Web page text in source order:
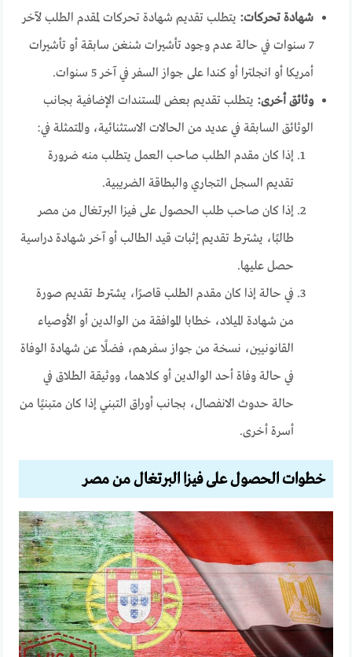
شهادة تحركات: يتطلب تقديم شهادة تحركات لمقدم الطلب لآخر
7 سنوات في حالة عدم وجود تأشيرات شنغن سابقة أو تأشيرات
أمريكا أو انجلترا أو كندا على جواز السفر في آخر 5 سنوات.
وثائق أخرى: يتطلب تقديم بعض المستندات الإضافية بجانب
الوثائق السابقة في عديد من الحالات الاستثنائية، والمتمثلة في:
إذا كان مقدم الطلب صاحب العمل يتطلب منه ضرورة
تقديم السجل التجاري والبطاقة الضريبية.
إذا كان صاحب طلب الحصول على فيزا البرتغال من مصر
طالبًا، يشترط تقديم إثبات قيد الطالب أو آخر شهادة دراسية
حصل عليها.
في حالة إذا كان مقدم الطلب قاصرًا، يشترط تقديم صورة
من شهادة الميلاد، خطابا الموافقة من الوالدين أو الأوصياء
القانونيين، نسخة من جواز سفرهم، فضلًا عن شهادة الوفاة
في حالة وفاة أحد الوالدين أو كلاهما، ووثيقة الطلاق في
حالة حدوث الانفصال، بجانب أوراق التبني إذا كان متبنيًا من
أسرة أخرى.
خطوات الحصول على فيزا البرتغال من مصر